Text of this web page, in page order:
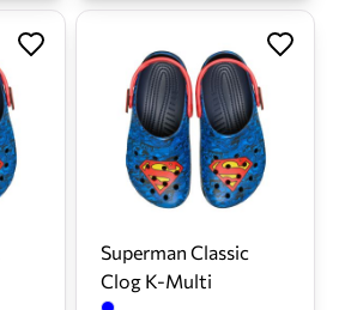
Superman Classic
Clog K-Multi